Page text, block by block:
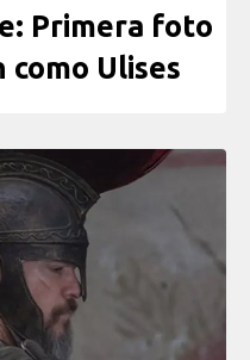
Primera foto
como Ulises